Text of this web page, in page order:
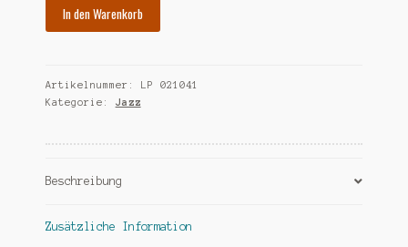
when
you
there
In den Warenkorb
Artikelnummer: LP 021041
Kategorie: Jazz
Beschreibung
Zusätzliche Information